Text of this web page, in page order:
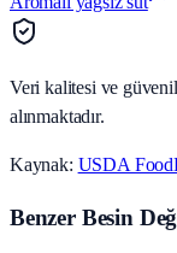
Veri kalitesi ve
alınmaktadır.
Kaynak: USDA
Benzer Besin